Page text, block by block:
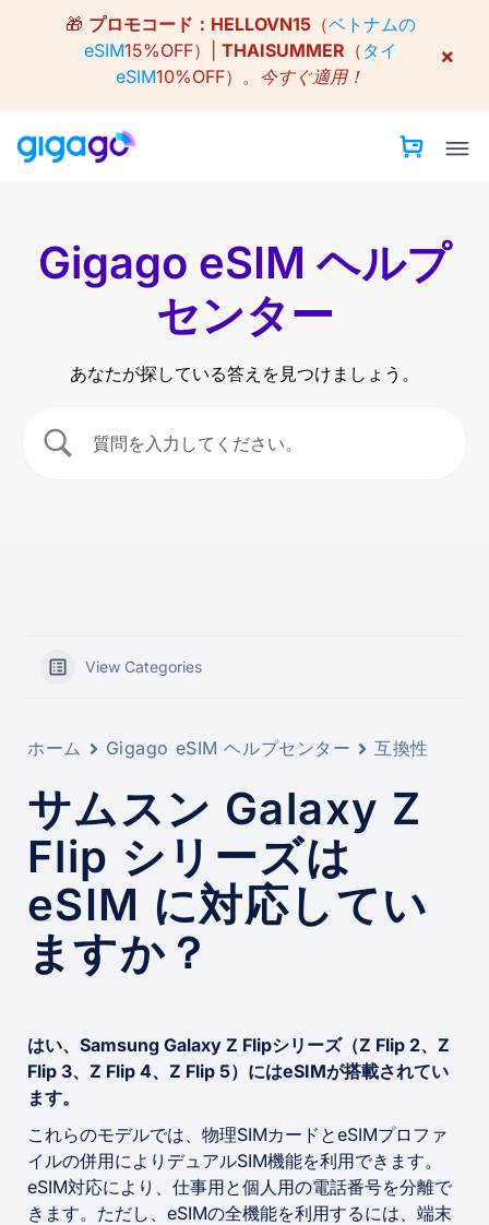
🎁 プロモコード： HELLOVN15（ベトナムの
eSIM15%OFF）| THAISUMMER （ タイ
eSIM10%OFF）。 今すぐ適用！
×
Gigago eSIM ヘルプ
センター
あなたが探している答えを見つけましょう。
View Categories
ホーム Gigago eSIM ヘルプセンター 互換性
サムスン Galaxy Z
Flip シリーズは
eSIM に対応してい
ますか？
はい、Samsung Galaxy Z Flipシリーズ（Z Flip 2、Z
Flip 3、Z Flip 4、Z Flip 5）にはeSIMが搭載されてい
ます。
これらのモデルでは、物理SIMカードとeSIMプロファ
イルの併用によりデュアルSIM機能を利用できます。
eSIM対応により、仕事用と個人用の電話番号を分離で
きます。ただし、eSIMの全機能を利用するには、端末